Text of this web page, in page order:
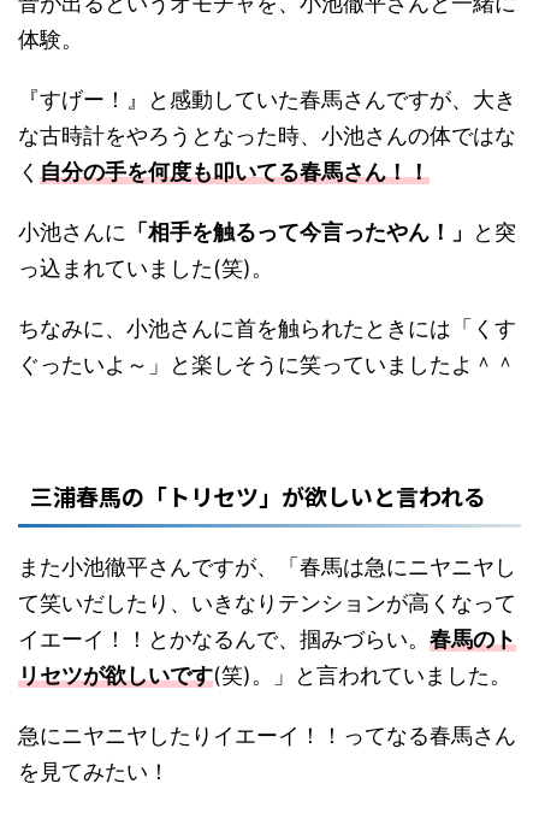
体験。
『すげー！』と感動していた春馬さんですが、大き
な古時計をやろうとなった時、小池さんの体ではな
く 自分の手を何度も叩いてる春馬さん！！
小池さんに 「相手を触るって今言ったやん！」
と突
っ込まれていました(笑)。
ちなみに、小池さんに首を触られたときには「くす
ぐったいよ～」と楽しそうに笑っていましたよ＾＾
三浦春馬の「トリセツ」が欲しいと言われる
また小池徹平さんですが、「春馬は急にニヤニヤし
て笑いだしたり、いきなりテンションが高くなって
イエーイ！！とかなるんで、掴みづらい。 春馬のト
リセツが欲しいです(笑)。」と言われていました。
急にニヤニヤしたりイエーイ！！ってなる春馬さん
を見てみたい！